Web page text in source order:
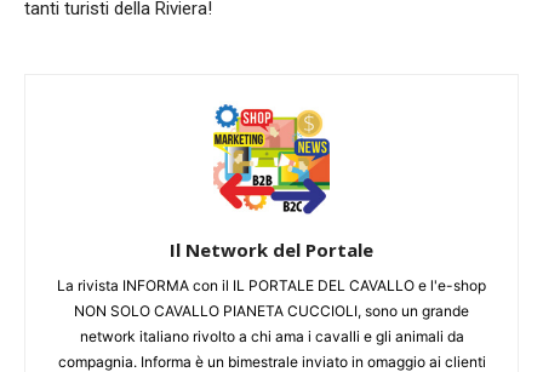
tanti turisti della Riviera!
Il Network del Portale
La rivista INFORMA con il IL PORTALE DEL CAVALLO e l'e-shop
NON SOLO CAVALLO PIANETA CUCCIOLI, sono un grande
network italiano rivolto a chi ama i cavalli e gli animali da
compagnia. Informa è un bimestrale inviato in omaggio ai clienti